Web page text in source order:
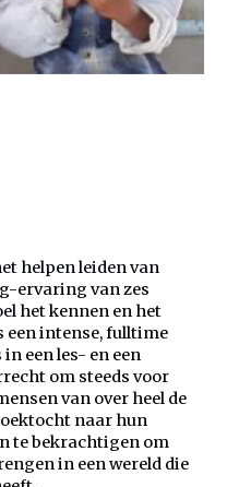
helpen leiden van
ervaring van zes
het kennen en het
een intense, fulltime
een les- en een
om steeds voor
van over heel de
naar hun
te bekrachtigen om
in een wereld die